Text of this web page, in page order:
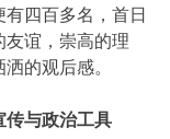
四百多名，首日
友谊，崇高的理
的观后感。
传与政治工具